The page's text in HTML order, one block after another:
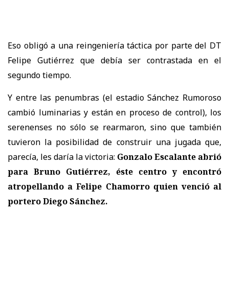
Eso obligó a una reingeniería táctica por parte del DT
Felipe Gutiérrez que debía ser contrastada en el
segundo tiempo.
Y entre las penumbras (el estadio Sánchez Rumoroso
cambió luminarias y están en proceso de control), los
serenenses no sólo se rearmaron, sino que también
tuvieron la posibilidad de construir una jugada que,
parecía, les daría la victoria: Gonzalo Escalante abrió
para Bruno Gutiérrez, éste centro y encontró
atropellando a Felipe Chamorro quien venció al
portero Diego Sánchez.